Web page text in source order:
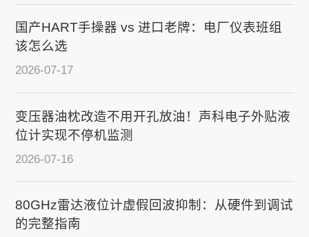
国产HART手操器 vs 进口老牌：电厂仪表班组
该怎么选
2026-07-17
变压器油枕改造不用开孔放油！声科电子外贴液
位计实现不停机监测
2026-07-16
80GHz雷达液位计虚假回波抑制：从硬件到调试
的完整指南